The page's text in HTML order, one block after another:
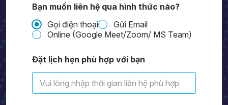
Bạn muốn liên hệ qua hình thức nào?
Gọi điện thoại
Gửi Email
Online (Google Meet/Zoom/ MS Team)
đ
ư
c
Đặt lịch hẹn phù hợp với bạn